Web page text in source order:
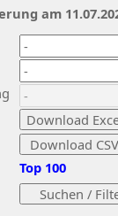
Top 100
am